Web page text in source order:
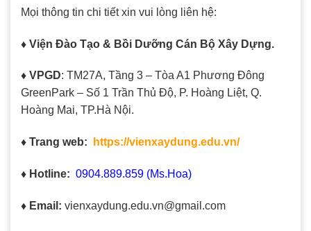
Mọi thông tin chi tiết xin vui lòng liên hệ:
♦ Viện Đào Tạo & Bồi Dưỡng Cán Bộ Xây Dựng.
♦ VPGD: TM27A, Tầng 3 – Tòa A1 Phương Đông
GreenPark – Số 1 Trần Thủ Độ, P. Hoàng Liệt, Q.
Hoàng Mai, TP.Hà Nội.
♦ Trang web: https://vienxaydung.edu.vn/
♦ Hotline: 0904.889.859 (Ms.Hoa)
♦ Email: vienxaydung.edu.vn@gmail.com